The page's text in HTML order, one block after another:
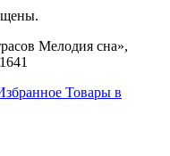
Мелодия сна»,
Товары в